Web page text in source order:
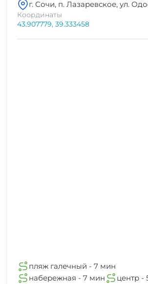
магазин продукты
1-2 мин
остановка транспорта
СВЧ
г. Сочи, п. Лазаревское, ул.
Координаты
43.907779, 39.333458
пляж галечный - 7 мин
набережная - 7 мин
центр -